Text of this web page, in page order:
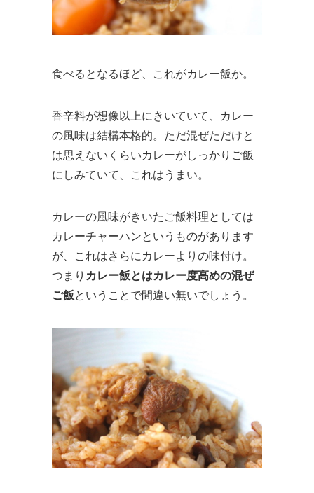
食べるとなるほど、これがカレー飯か。
香辛料が想像以上にきいていて、カレー
の風味は結構本格的。ただ混ぜただけと
は思えないくらいカレーがしっかりご飯
にしみていて、これはうまい。
カレーの風味がきいたご飯料理としては
カレーチャーハンというものがあります
が、これはさらにカレーよりの味付け。
つまり カレー飯とはカレー度高めの混ぜ
ご飯ということで間違い無いでしょう。